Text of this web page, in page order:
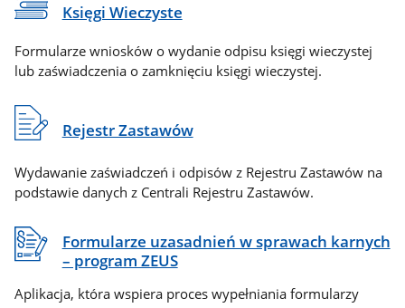
Księgi Wieczyste
Formularze wniosków o wydanie odpisu księgi wieczystej
lub zaświadczenia o zamknięciu księgi wieczystej.
Rejestr Zastawów
Wydawanie zaświadczeń i odpisów z Rejestru Zastawów na
podstawie danych z Centrali Rejestru Zastawów.
Formularze uzasadnień w sprawach karnych
– program ZEUS
Aplikacja, która wspiera proces wypełniania formularzy